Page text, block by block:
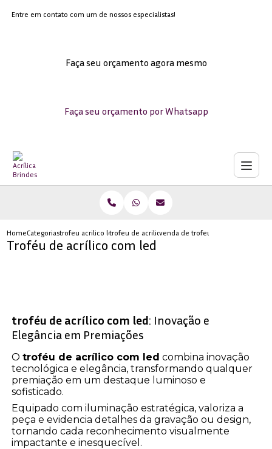
Entre em contato com um de nossos especialistas!
Faça seu orçamento agora mesmo
Faça seu orçamento por Whatsapp
HomeCategoriastrofeu acrilico ledtrofeu de acrilico transparente para formatura
venda de trofeu em acrilico para
Troféu de acrílico com led
troféu de acrílico com led: Inovação e
Elegância em Premiações
Otroféu de acrílico com led combina inovação
tecnológica e elegância, transformando qualquer
premiação em um destaque luminoso e
sofisticado.
Equipado com iluminação estratégica, valoriza a
peça e evidencia detalhes da gravação ou design,
tornando cada reconhecimento visualmente
impactante e inesquecível.